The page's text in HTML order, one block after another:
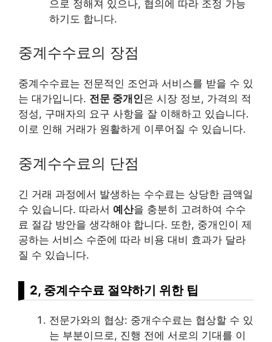
으로 정해져 있으나, 협의에 따라 조정 가능
하기도 합니다.
중계수수료의 장점
중계수수료는 전문적인 조언과 서비스를 받을 수 있
는 대가입니다. 전문 중개인은 시장 정보, 가격의 적
정성, 구매자의 요구 사항을 잘 이해하고 있습니다.
이로 인해 거래가 원활하게 이루어질 수 있습니다.
중계수수료의 단점
긴 거래 과정에서 발생하는 수수료는 상당한 금액일
수 있습니다. 따라서 예산을 충분히 고려하여 수수
료 절감 방안을 생각해야 합니다. 또한, 중개인이 제
공하는 서비스 수준에 따라 비용 대비 효과가 달라
질 수 있습니다.
2, 중계수수료 절약하기 위한 팁
전문가와의 협상: 중개수수료는 협상할 수 있
는 부분이므로, 진행 전에 서로의 기대를 이